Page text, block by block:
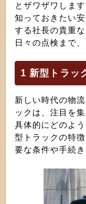
とザワザワしま
知っておきたい
する社長の貴重
日々の点検まで
1 新型トラッ
新しい時代の物
ックは、注目を
具体的にどのよ
型トラックの特
要な条件や手続